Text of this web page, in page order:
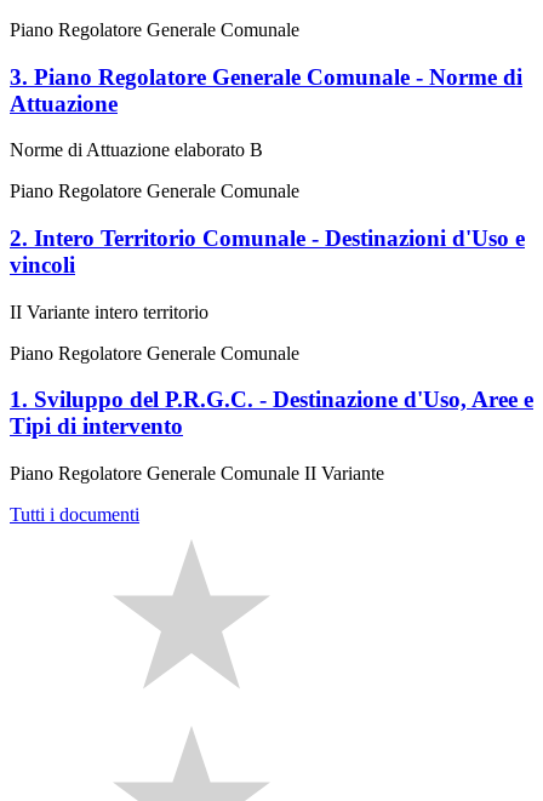
Piano Regolatore Generale Comunale
3. Piano Regolatore Generale Comunale - Norme di
Attuazione
Norme di Attuazione elaborato B
Piano Regolatore Generale Comunale
2. Intero Territorio Comunale - Destinazioni d'Uso e
vincoli
II Variante intero territorio
Piano Regolatore Generale Comunale
1. Sviluppo del P.R.G.C. - Destinazione d'Uso, Aree e
Tipi di intervento
Piano Regolatore Generale Comunale II Variante
Tutti i documenti